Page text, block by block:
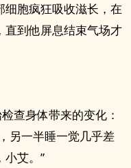
细胞疯狂吸收滋长，在
直到他屏息结束气场才
查身体带来的变化：
另一半睡一觉几乎差
小艾。”